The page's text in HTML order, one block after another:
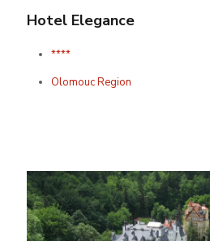
Hotel Elegance
****
Olomouc Region